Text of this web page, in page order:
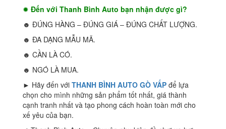
✹ Đến với Thanh Bình Auto bạn nhận được gì?
☻ ĐÚNG HÀNG – ĐÚNG GIÁ – ĐÚNG CHẤT LƯỢNG.
☻ ĐA DẠNG MẪU MÃ.
☻ CẦN LÀ CÓ.
☻ NGÓ LÀ MUA.
► Hãy đến với THANH BÌNH AUTO GÒ VẤP để lựa
chọn cho mình những sản phẩm tốt nhất, giá thành
cạnh tranh nhất và tạo phong cách hoàn toàn mới cho
xế yêu của bạn.